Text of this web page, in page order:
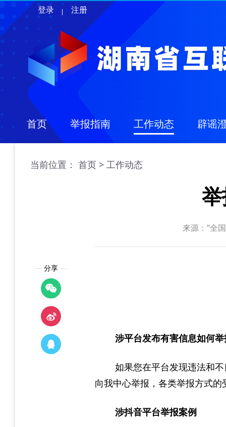
登录 注册
首页 举报指南 工作动态 辟谣
当前位置： 首页 > 工作动态
来源：“全
分享
涉平台发布有害信息如何
如果您在平台发现违法和
向我中心举报，各类举报方式的
涉抖音平台举报案例